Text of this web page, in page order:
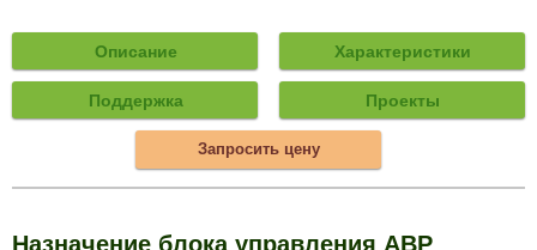
Описание Характеристики
Поддержка Проекты
Запросить цену
Назначение блока управления АВР